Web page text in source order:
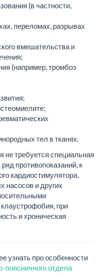
(в частности,
переломах, разрывах
вмешательства и
(например, тромбоз
тел в тканях.
не требуется специальная
противопоказаний, к
кардиостимулятора,
насосов и других
при
и хроническая
узнать про особенности
поясничного отдела